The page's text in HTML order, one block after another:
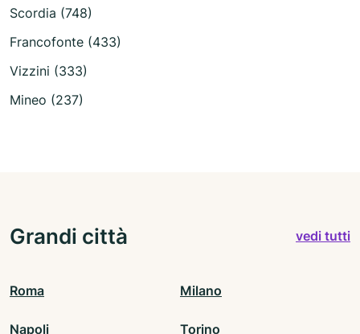
Scordia (748)
Francofonte (433)
Vizzini (333)
Mineo (237)
Grandi città vedi tutti
Roma Milano
Napoli Torino